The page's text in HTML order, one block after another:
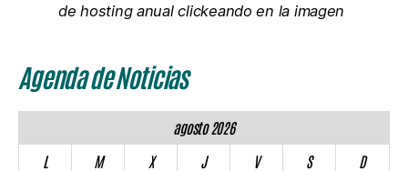
de hosting anual clickeando en la imagen
Agenda de Noticias
agosto 2026
L
M X J V S
D